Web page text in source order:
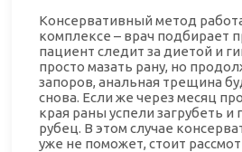
Консервативный метод
комплексе – врач подбирает
пациент следит за диетой и
просто мазать рану, но
запоров, анальная трещина
снова. Если же через месяц
края раны успели загрубеть и
рубец. В этом случае
уже не поможет, стоит